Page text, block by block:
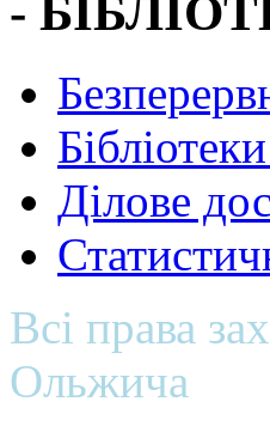
-
Ділове
Всі права
Ольжича